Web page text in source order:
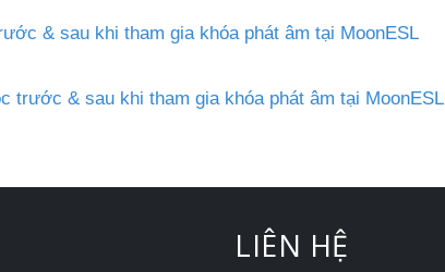
& sau khi tham gia khóa phát âm tại MoonESL
trước & sau khi tham gia khóa phát âm tại MoonESL
LIÊN HỆ